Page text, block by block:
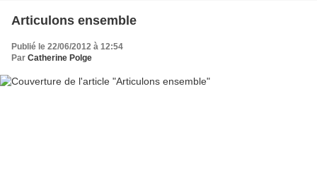
Articulons ensemble
Publié le 22/06/2012 à 12:54
Par Catherine Polge